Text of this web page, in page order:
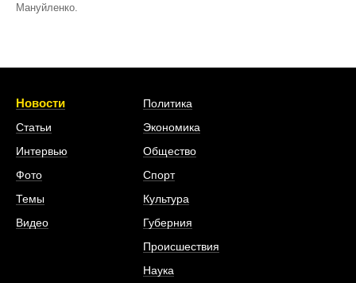
Мануйленко.
Новости
Статьи
Интервью
Фото
Темы
Видео
Политика
Экономика
Общество
Спорт
Культура
Губерния
Происшествия
Наука